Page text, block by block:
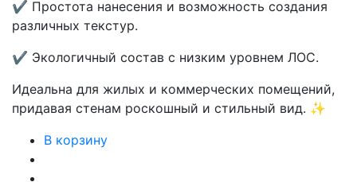
✔ Простота нанесения и возможность создания
различных текстур.
✔ Экологичный состав с низким уровнем ЛОС.
Идеальна для жилых и коммерческих помещений,
придавая стенам роскошный и стильный вид. ✨
В корзину